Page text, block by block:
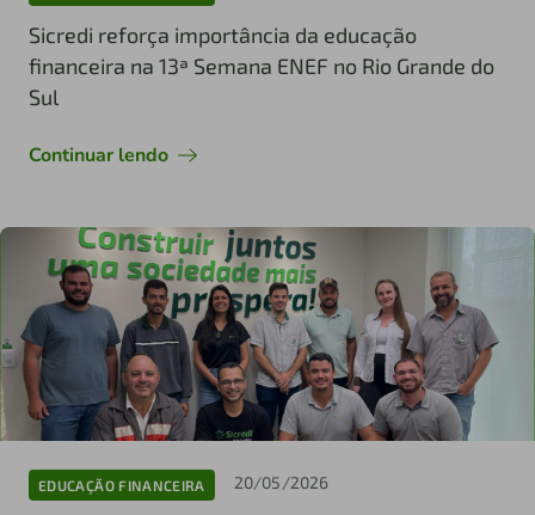
Sicredi reforça importância da educação
financeira na 13ª Semana ENEF no Rio Grande do
Sul
Continuar lendo
EDUCAÇÃO FINANCEIRA 20/05/2026